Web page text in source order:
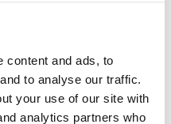
content and ads, to
to analyse our traffic.
your use of our site with
analytics partners who